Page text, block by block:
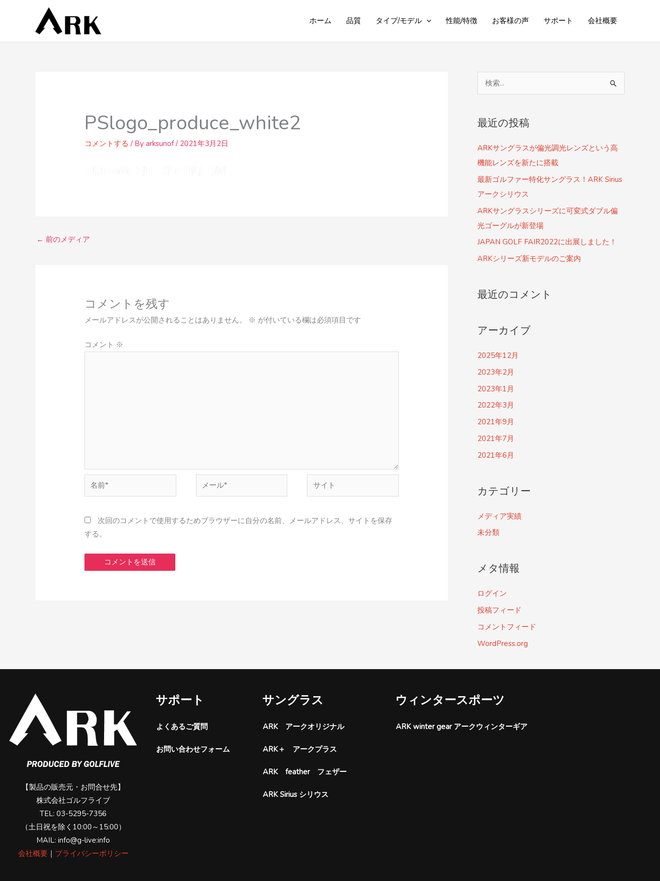
ホーム 品質 タイプ/モデル 性能/特徴 お客様の声 サポート 会社概要
PSlogo_produce_white2
コメントする / Byarksunof/ 2021年3月2日
← 前のメディア
コメントを残す
メールアドレスが公開されることはありません。 ※ が付いている欄は必須項目です
コメント ※
前
ー
*
イ
次回のコメントで使用するためブラウザーに自分の名前、メールアドレス、サイトを保存
する。
象
最近の投稿
ARKサングラスが偏光調光レンズという高
機能レンズを新たに搭載
最新ゴルファー特化サングラス！ARK Sirius
アークシリウス
ARKサングラスシリーズに可変式ダブル偏
光ゴーグルが新登場
JAPAN GOLF FAIR2022に出展しました！
ARKシリーズ新モデルのご案内
最近のコメント
アーカイブ
2025年12月
2023年2月
2023年1月
2022年3月
2021年9月
2021年7月
2021年6月
カテゴリー
メディア実績
未分類
メタ情報
ログイン
投稿フィード
コメントフィード
WordPress.org
【製品の販売元・お問合せ先】
株式会社ゴルフライブ
TEL: 03-5295-7356
（土日祝を除く10:00～15:00）
MAIL: info@g-live:info
会社概要｜ プライバシーポリシー
サポート
よくあるご質問
お問い合わせフォーム
サングラス
ARK アークオリジナル
ARK＋ アークプラス
ARK feather フェザー
ARK Sirius シリウス
ウィンタースポーツ
ARK winter gear アークウィンターギア